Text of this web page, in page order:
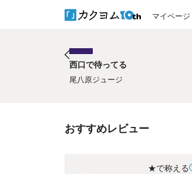
マイページ
西口で待ってる
尾八原ジュージ
おすすめレビュー
★で称える